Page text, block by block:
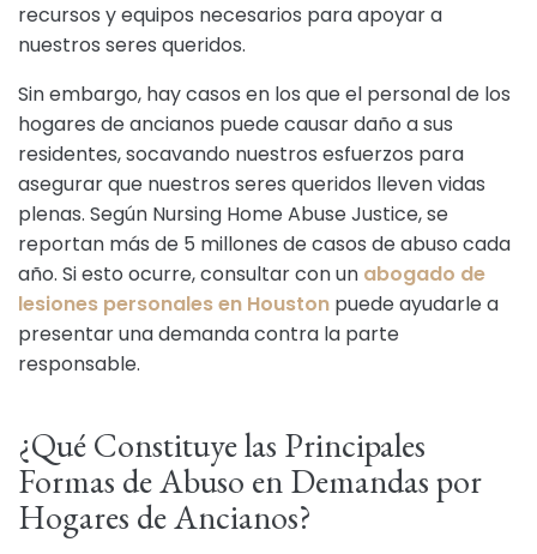
recursos y equipos necesarios para apoyar a
nuestros seres queridos.
Sin embargo, hay casos en los que el personal de los
hogares de ancianos puede causar daño a sus
residentes, socavando nuestros esfuerzos para
asegurar que nuestros seres queridos lleven vidas
plenas. Según Nursing Home Abuse Justice, se
reportan más de 5 millones de casos de abuso cada
año. Si esto ocurre, consultar con un abogado de
lesiones personales en Houston puede ayudarle a
presentar una demanda contra la parte
responsable.
¿Qué Constituye las Principales
Formas de Abuso en Demandas por
Hogares de Ancianos?